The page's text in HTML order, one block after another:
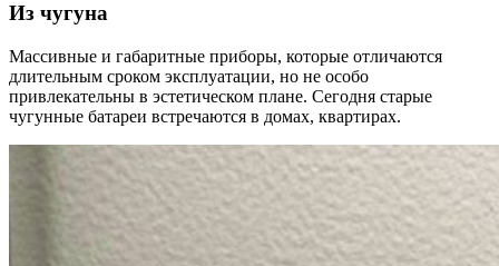
Из чугуна
Массивные и габаритные приборы, которые отличаются
длительным сроком эксплуатации, но не особо
привлекательны в эстетическом плане. Сегодня старые
чугунные батареи встречаются в домах, квартирах.